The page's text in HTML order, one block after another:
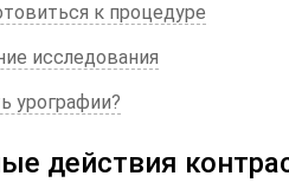
к процедуре
исследования
урографии?
действия